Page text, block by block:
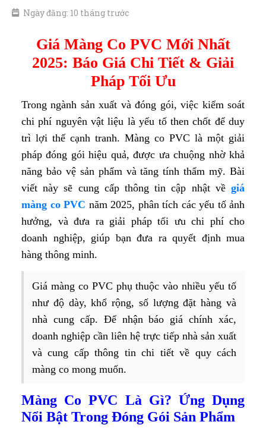
Ngày đăng: 10 tháng trước
Giá Màng Co PVC Mới Nhất
2025: Báo Giá Chi Tiết & Giải
Pháp Tối Ưu
Trong ngành sản xuất và đóng gói, việc kiểm soát
chi phí nguyên vật liệu là yếu tố then chốt để duy
trì lợi thế cạnh tranh. Màng co PVC là một giải
pháp đóng gói hiệu quả, được ưa chuộng nhờ khả
năng bảo vệ sản phẩm và tăng tính thẩm mỹ. Bài
viết này sẽ cung cấp thông tin cập nhật về giá
màng co PVC năm 2025, phân tích các yếu tố ảnh
hưởng, và đưa ra giải pháp tối ưu chi phí cho
doanh nghiệp, giúp bạn đưa ra quyết định mua
hàng thông minh.
Giá màng co PVC phụ thuộc vào nhiều yếu tố
như độ dày, khổ rộng, số lượng đặt hàng và
nhà cung cấp. Để nhận báo giá chính xác,
doanh nghiệp cần liên hệ trực tiếp nhà sản xuất
và cung cấp thông tin chi tiết về quy cách
màng co mong muốn.
Màng Co PVC Là Gì? Ứng Dụng
Nổi Bật Trong Đóng Gói Sản Phẩm